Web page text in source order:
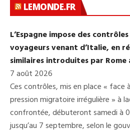
LEMONDE.FR
L’Espagne impose des
voyageurs venant d’Italie, en
similaires introduites par Rome
7 août 2026
Ces contrôles, mis en place « face
pression migratoire irrégulière » à
confrontée, débuteront samedi à
jusqu’au 7 septembre, selon le